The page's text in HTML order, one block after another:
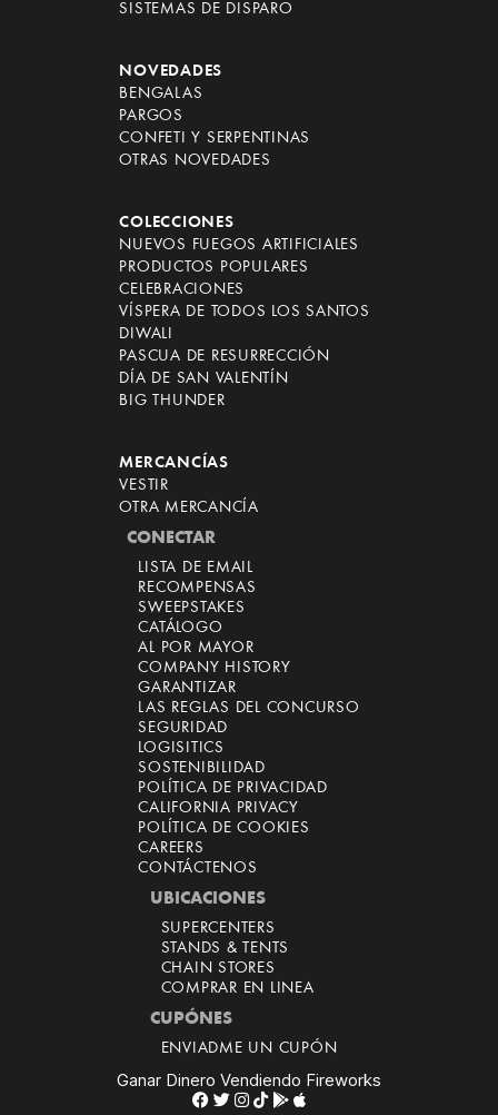
SISTEMAS DE DISPARO
NOVEDADES
BENGALAS
PARGOS
CONFETI Y SERPENTINAS
OTRAS NOVEDADES
COLECCIONES
NUEVOS FUEGOS ARTIFICIALES
PRODUCTOS POPULARES
CELEBRACIONES
VÍSPERA DE TODOS LOS SANTOS
DIWALI
PASCUA DE RESURRECCIÓN
DÍA DE SAN VALENTÍN
BIG THUNDER
MERCANCÍAS
VESTIR
OTRA MERCANCÍA
CONECTAR
LISTA DE EMAIL
RECOMPENSAS
SWEEPSTAKES
CATÁLOGO
AL POR MAYOR
COMPANY HISTORY
GARANTIZAR
LAS REGLAS DEL CONCURSO
SEGURIDAD
LOGISITICS
SOSTENIBILIDAD
POLÍTICA DE PRIVACIDAD
CALIFORNIA PRIVACY
POLÍTICA DE COOKIES
CAREERS
CONTÁCTENOS
UBICACIONES
SUPERCENTERS
STANDS & TENTS
CHAIN STORES
COMPRAR EN LINEA
CUPÓNES
ENVIADME UN CUPÓN
Ganar Dinero Vendiendo Fireworks